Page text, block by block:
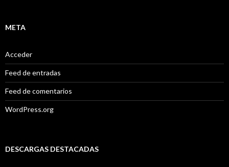
META
Acceder
Feed de entradas
Feed de comentarios
WordPress.org
DESCARGAS DESTACADAS